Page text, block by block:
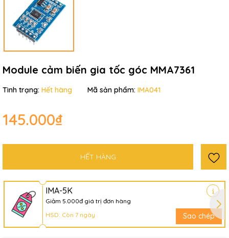
Module cảm biến gia tốc góc MMA7361
Tình trạng: Hết hàng Mã sản phẩm: IMA041
145.000₫
HẾT HÀNG
IMA-5K
Giảm 5.000đ giá trị đơn hàng
HSD: Còn 7 ngày
Sao chép